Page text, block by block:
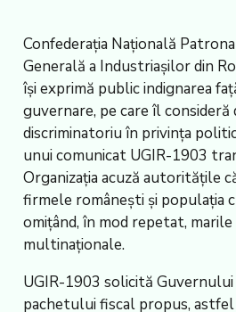
Confederaţia Naţională
Generală a Industriaşilor din
îşi exprimă public indignarea
guvernare, pe care îl consideră
discriminatoriu în privinţa
unui comunicat UGIR-1903
Organizaţia acuză autorităţile
firmele româneşti şi populaţia
omiţând, în mod repetat, marile
multinaţionale.
UGIR-1903 solicită
pachetului fiscal propus,